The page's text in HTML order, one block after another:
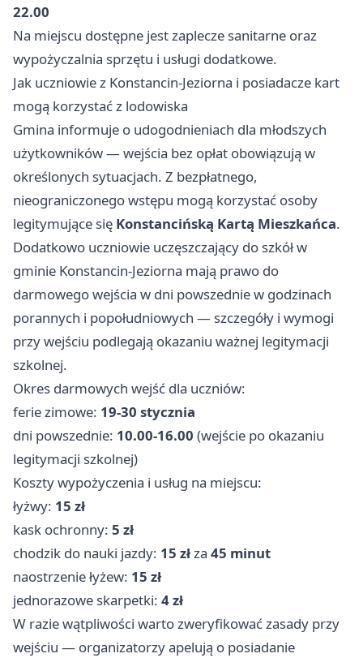
22.00
Na miejscu dostępne jest zaplecze sanitarne oraz
wypożyczalnia sprzętu i usługi dodatkowe.
Jak uczniowie z Konstancin-Jeziorna i posiadacze kart
mogą korzystać z lodowiska
Gmina informuje o udogodnieniach dla młodszych
użytkowników — wejścia bez opłat obowiązują w
określonych sytuacjach. Z bezpłatnego,
nieograniczonego wstępu mogą korzystać osoby
legitymujące się Konstancińską Kartą Mieszkańca.
Dodatkowo uczniowie uczęszczający do szkół w
gminie Konstancin-Jeziorna mają prawo do
darmowego wejścia w dni powszednie w godzinach
porannych i popołudniowych — szczegóły i wymogi
przy wejściu podlegają okazaniu ważnej legitymacji
szkolnej.
Okres darmowych wejść dla uczniów:
ferie zimowe: 19-30 stycznia
dni powszednie: 10.00-16.00 (wejście po okazaniu
legitymacji szkolnej)
Koszty wypożyczenia i usług na miejscu:
łyżwy: 15 zł
kask ochronny: 5 zł
chodzik do nauki jazdy: 15 złza 45 minut
naostrzenie łyżew: 15 zł
jednorazowe skarpetki: 4 zł
W razie wątpliwości warto zweryfikować zasady przy
wejściu — organizatorzy apelują o posiadanie